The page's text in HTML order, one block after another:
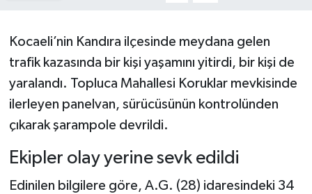
Kocaeli’nin Kandıra ilçesinde meydana gelen
trafik kazasında bir kişi yaşamını yitirdi, bir kişi de
yaralandı. Topluca Mahallesi Koruklar mevkisinde
ilerleyen panelvan, sürücüsünün kontrolünden
çıkarak şarampole devrildi.
Ekipler olay yerine sevk edildi
Edinilen bilgilere göre, A.G. (28) idaresindeki 34
Küre Haberleri
Merkez Haberleri
Pınarbaşı Haberleri
Şenpazar Haberleri